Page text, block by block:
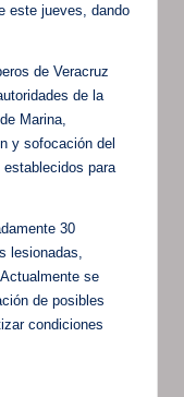
este jueves, dando
de Veracruz
de la
Marina,
y sofocación del
para
30
lesionadas,
se
de posibles
condiciones